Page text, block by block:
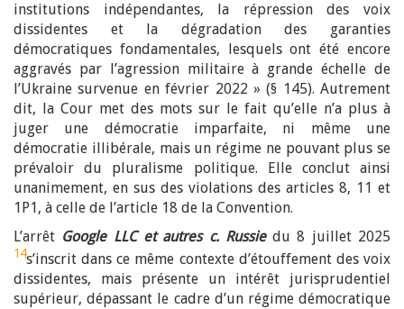
institutions indépendantes, la répression des voix
dissidentes et la dégradation des garanties
démocratiques fondamentales, lesquels ont été encore
aggravés par l’agression militaire à grande échelle de
l’Ukraine survenue en février 2022 » (§ 145). Autrement
dit, la Cour met des mots sur le fait qu’elle n’a plus à
juger une démocratie imparfaite, ni même une
démocratie illibérale, mais un régime ne pouvant plus se
prévaloir du pluralisme politique. Elle conclut ainsi
unanimement, en sus des violations des articles 8, 11 et
1P1, à celle de l’article 18 de la Convention.
L’arrêt Google LLC et autres c. Russiedu 8 juillet 2025
14s’inscrit dans ce même contexte d’étouffement des voix
dissidentes, mais présente un intérêt jurisprudentiel
supérieur, dépassant le cadre d’un régime démocratique